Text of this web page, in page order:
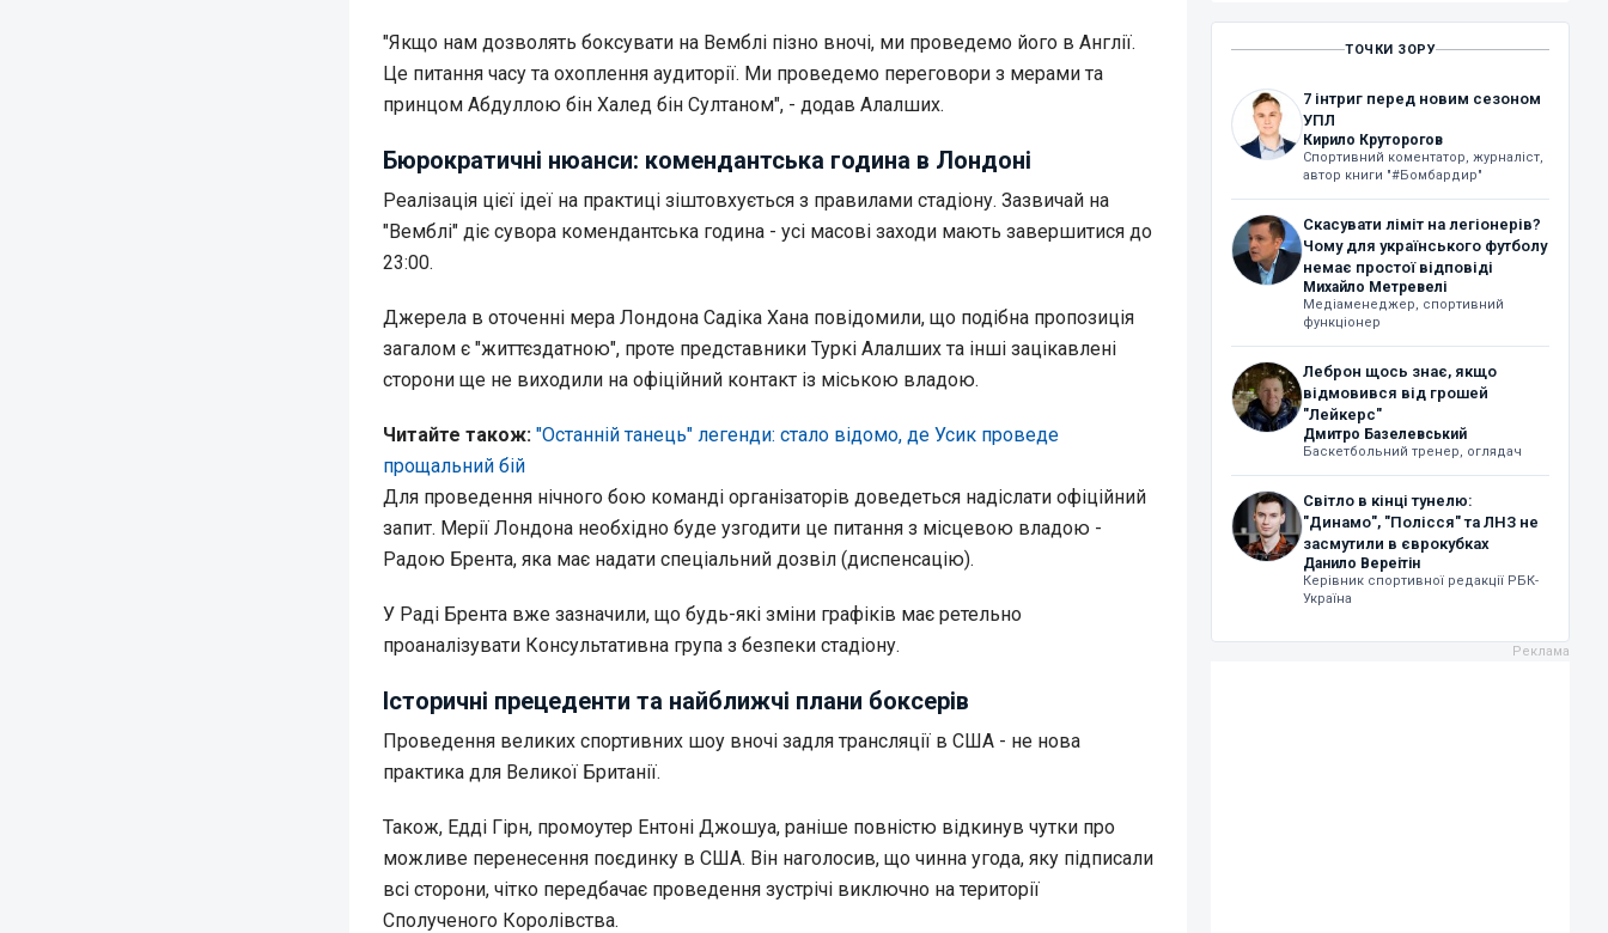
"Якщо нам дозволять боксувати на Вемблі пізно вночі, ми проведемо його в Англії.
Це питання часу та охоплення аудиторії. Ми проведемо переговори з мерами та
принцом Абдуллою бін Халед бін Султаном", - додав Алалших.
Бюрократичні нюанси: комендантська година в Лондоні
Реалізація цієї ідеї на практиці зіштовхується з правилами стадіону. Зазвичай на
"Вемблі" діє сувора комендантська година - усі масові заходи мають завершитися до
23:00.
Джерела в оточенні мера Лондона Садіка Хана повідомили, що подібна пропозиція
загалом є "життєздатною", проте представники Туркі Алалших та інші зацікавлені
сторони ще не виходили на офіційний контакт із міською владою.
Читайте також: "Останній танець" легенди: стало відомо, де Усик проведе
прощальний бій
Для проведення нічного бою команді організаторів доведеться надіслати офіційний
запит. Мерії Лондона необхідно буде узгодити це питання з місцевою владою -
Радою Брента, яка має надати спеціальний дозвіл (диспенсацію).
У Раді Брента вже зазначили, що будь-які зміни графіків має ретельно
проаналізувати Консультативна група з безпеки стадіону.
Історичні прецеденти та найближчі плани боксерів
Проведення великих спортивних шоу вночі задля трансляції в США - не нова
практика для Великої Британії.
Також, Едді Гірн, промоутер Ентоні Джошуа, раніше повністю відкинув чутки про
можливе перенесення поєдинку в США. Він наголосив, що чинна угода, яку підписали
всі сторони, чітко передбачає проведення зустрічі виключно на території
Сполученого Королівства.
ТОЧКИ ЗОРУ
7 інтриг перед новим сезоном
УПЛ
Кирило Круторогов
Спортивний коментатор, журналіст,
автор книги "#Бомбардир"
Скасувати ліміт на легіонерів?
Чому для українського футболу
немає простої відповіді
Михайло Метревелі
Медіаменеджер, спортивний
функціонер
Леброн щось знає, якщо
відмовився від грошей
"Лейкерс"
Дмитро Базелевський
Баскетбольний тренер, оглядач
Світло в кінці тунелю:
"Динамо", "Полісся" та ЛНЗ не
засмутили в єврокубках
Данило Вереітін
Керівник спортивної редакції РБК-
Україна